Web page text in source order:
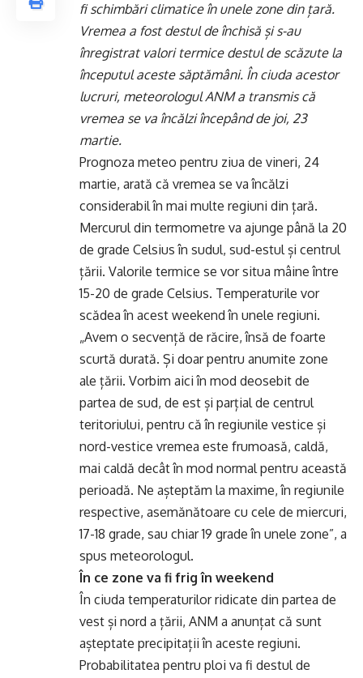
fi schimbări climatice în unele zone din țară.
Vremea a fost destul de închisă și s-au
înregistrat valori termice destul de scăzute la
începutul aceste săptămâni. În ciuda acestor
lucruri, meteorologul ANM a transmis că
vremea se va încălzi începând de joi, 23
martie.
Prognoza meteo pentru ziua de vineri, 24
martie, arată că vremea se va încălzi
considerabil în mai multe regiuni din țară.
Mercurul din termometre va ajunge până la 20
de grade Celsius în sudul, sud-estul și centrul
țării. Valorile termice se vor situa mâine între
15-20 de grade Celsius. Temperaturile vor
scădea în acest weekend în unele regiuni.
„Avem o secvență de răcire, însă de foarte
scurtă durată. Și doar pentru anumite zone
ale țării. Vorbim aici în mod deosebit de
partea de sud, de est și parțial de centrul
teritoriului, pentru că în regiunile vestice și
nord-vestice vremea este frumoasă, caldă,
mai caldă decât în mod normal pentru această
perioadă. Ne așteptăm la maxime, în regiunile
respective, asemănătoare cu cele de miercuri,
17-18 grade, sau chiar 19 grade în unele zone”, a
spus meteorologul.
În ce zone va fi frig în weekend
În ciuda temperaturilor ridicate din partea de
vest și nord a țării, ANM a anunțat că sunt
așteptate precipitații în aceste regiuni.
Probabilitatea pentru ploi va fi destul de